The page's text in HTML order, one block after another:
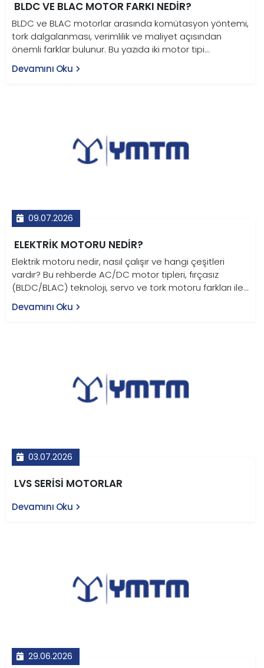
BLDC VE BLAC MOTOR FARKI NEDIR?
BLDC ve BLAC motorlar arasında komütasyon yöntemi,
tork dalgalanması, verimlilik ve maliyet açısından
önemli farklar bulunur. Bu yazıda iki motor tipi
karşılaştırmalı tablo ve grafiklerle teknik olarak ele
alınıyor.
Devamını Oku
09.07.2026
ELEKTRIK MOTORU NEDIR?
Elektrik motoru nedir, nasıl çalışır ve hangi çeşitleri
vardır? Bu rehberde AC/DC motor tipleri, fırçasız
(BLDC/BLAC) teknoloji, servo ve tork motoru farkları ile
endüstriyel kullanım alanları YMTM Teknoloji
uzmanlığıyla anlatılıyor.
Devamını Oku
03.07.2026
LVS SERİSİ MOTORLAR
Devamını Oku
29.06.2026